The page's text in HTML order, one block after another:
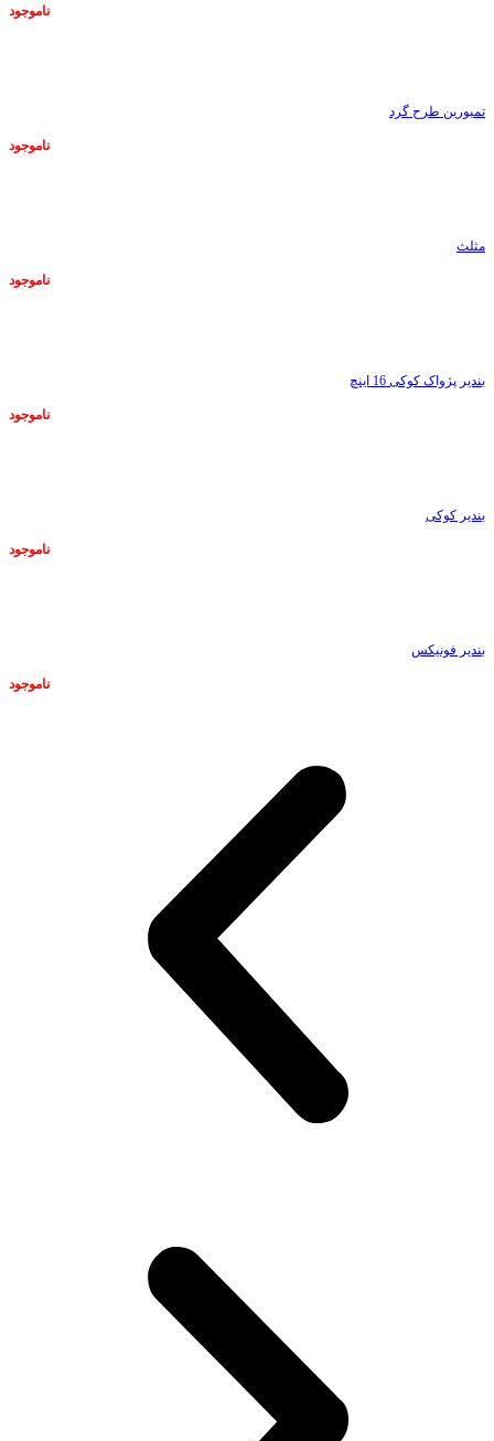
ناموجود
تمبورین طرح گرد
ناموجود
مثلث
ناموجود
بندیر پژواک کوکی 16 اینچ
ناموجود
بندیر کوکی
ناموجود
بندیر فونیکس
ناموجود